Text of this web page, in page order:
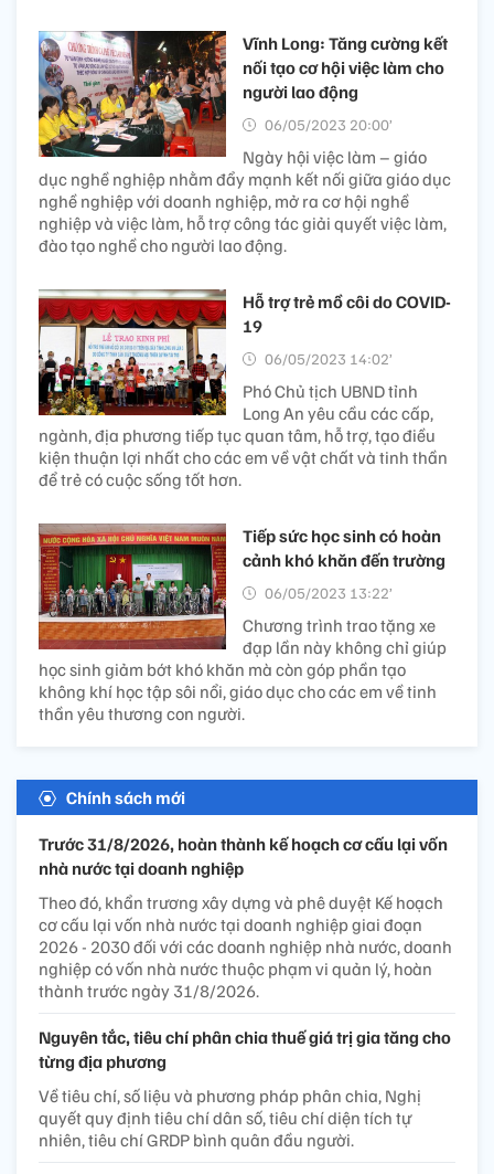
Vĩnh Long: Tăng cường kết
nối tạo cơ hội việc làm cho
người lao động
06/05/2023 20:00’
Ngày hội việc làm – giáo
dục nghề nghiệp nhằm đẩy mạnh kết nối giữa giáo dục
nghề nghiệp với doanh nghiệp, mở ra cơ hội nghề
nghiệp và việc làm, hỗ trợ công tác giải quyết việc làm,
đào tạo nghề cho người lao động.
Hỗ trợ trẻ mồ côi do COVID-
19
06/05/2023 14:02’
Phó Chủ tịch UBND tỉnh
Long An yêu cầu các cấp,
ngành, địa phương tiếp tục quan tâm, hỗ trợ, tạo điều
kiện thuận lợi nhất cho các em về vật chất và tinh thần
để trẻ có cuộc sống tốt hơn.
Tiếp sức học sinh có hoàn
cảnh khó khăn đến trường
06/05/2023 13:22’
Chương trình trao tặng xe
đạp lần này không chỉ giúp
học sinh giảm bớt khó khăn mà còn góp phần tạo
không khí học tập sôi nổi, giáo dục cho các em về tinh
thần yêu thương con người.
Chính sách mới
Trước 31/8/2026, hoàn thành kế hoạch cơ cấu lại vốn
nhà nước tại doanh nghiệp
Theo đó, khẩn trương xây dựng và phê duyệt Kế hoạch
cơ cấu lại vốn nhà nước tại doanh nghiệp giai đoạn
2026 - 2030 đối với các doanh nghiệp nhà nước, doanh
nghiệp có vốn nhà nước thuộc phạm vi quản lý, hoàn
thành trước ngày 31/8/2026.
Nguyên tắc, tiêu chí phân chia thuế giá trị gia tăng cho
từng địa phương
Về tiêu chí, số liệu và phương pháp phân chia, Nghị
quyết quy định tiêu chí dân số, tiêu chí diện tích tự
nhiên, tiêu chí GRDP bình quân đầu người.